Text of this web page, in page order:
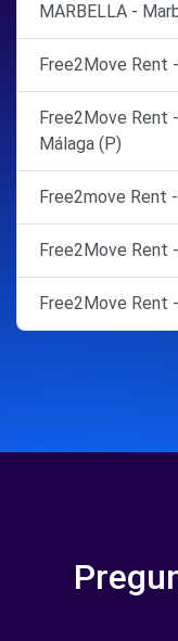
MARBELLA -
Free2Move Rent
Free2Move Rent
Málaga (P)
Free2move Rent
Free2Move Rent
Free2Move Rent